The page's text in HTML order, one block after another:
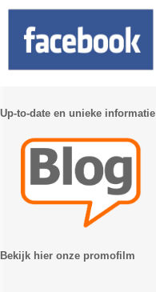
Up-to-date en unieke informatie
Bekijk hier onze promofilm